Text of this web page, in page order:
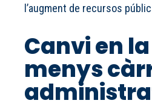
l’augment de recursos
Canvi en
menys